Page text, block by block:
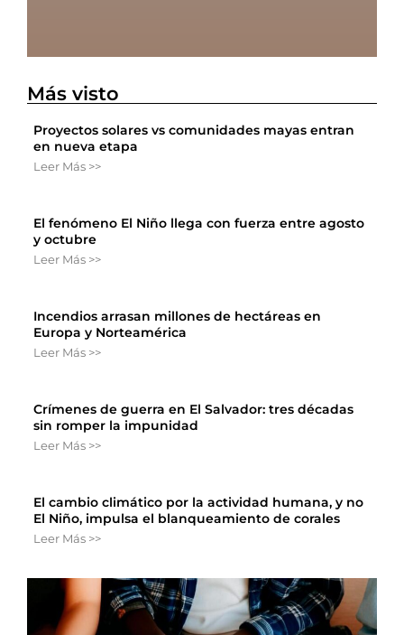
Más visto
Proyectos solares vs comunidades mayas entran
en nueva etapa
Leer Más >>
El fenómeno El Niño llega con fuerza entre agosto
y octubre
Leer Más >>
Incendios arrasan millones de hectáreas en
Europa y Norteamérica
Leer Más >>
Crímenes de guerra en El Salvador: tres décadas
sin romper la impunidad
Leer Más >>
El cambio climático por la actividad humana, y no
El Niño, impulsa el blanqueamiento de corales
Leer Más >>